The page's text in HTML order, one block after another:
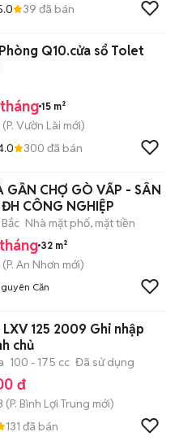
39 đã bán
Q10.cửa sổ Tolet
15 m²
(P. Vườn Lài mới)
300 đã bán
GẦN CHỢ GÒ VẤP - SÂN
CÔNG NGHIỆP
Nhà mặt phố, mặt tiền
32 m²
(P. An Nhơn mới)
Căn
125 2009 Ghi nhập
chủ
100 - 175 cc Đã sử dụng
đ
(P. Bình Lợi Trung mới)
131 đã bán